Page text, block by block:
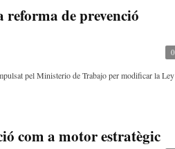
reforma de prevenció
0
pel Ministerio de Trabajo per modificar la Ley
com a motor estratègic